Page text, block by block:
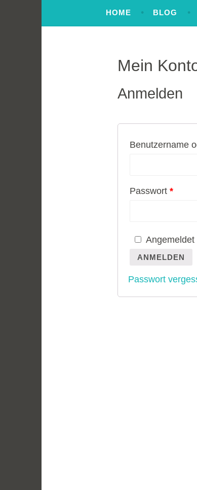
HOME BLOG
Mein
Anmelden
Benutzername
Passwort *
Angemeldet
ANMELDEN
Passwort